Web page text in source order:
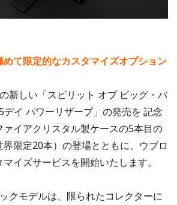
めて限定的なカスタマイズオプション
新しい「スピリット オブ ビッグ・バ
デイ パワーリザーブ」の発売を 記念
ァイアクリスタル製ケースの5本目の
限定20本）の登場とともに、ウブロ
イズサービスを開始いたします。
クモデルは、限られたコレクターに